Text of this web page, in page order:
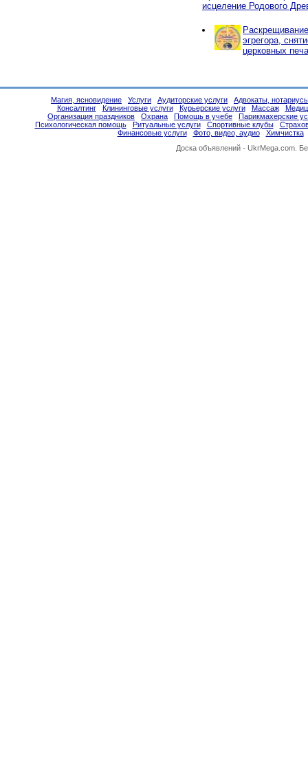
исцеление Родового
эгрегора,
церковных
Магия, ясновидение Услуги Аудиторские услуги
Адвокаты,
Консалтинг
Клининговые услуги Курьерские услуги Массаж
Организация праздников
Охрана Помощь в учебе
Парикмахерские
Психологическая помощь
Ритуальные услуги Спортивные клубы
Финансовые услуги
Фото, видео, аудио
Химчистка
Доска объявлений - UkrMega.com.